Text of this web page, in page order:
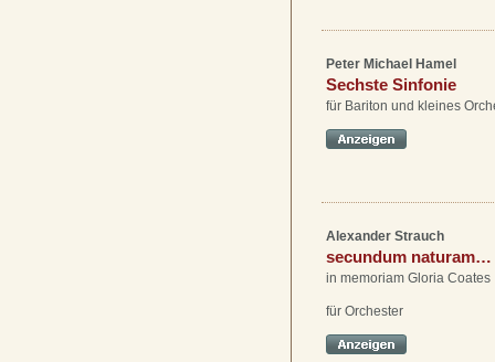
Peter Michael Hamel
Sechste Sinfonie
für Bariton und kleines
Alexander Strauch
secundum naturam…
in memoriam Gloria Coates
für Orchester